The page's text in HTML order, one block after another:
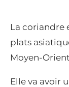
La coriandre
plats
Moyen-
Elle va avoir